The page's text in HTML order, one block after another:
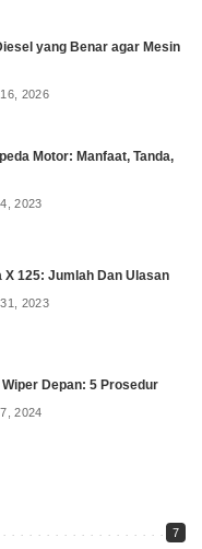
yang Benar agar Mesin
2026
Motor: Manfaat, Tanda,
2023
X 125: Jumlah Dan Ulasan
2023
Depan: 5 Prosedur
2024
7